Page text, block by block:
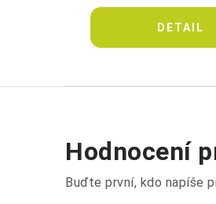
Hodnocení
Buďte první, kdo napíše